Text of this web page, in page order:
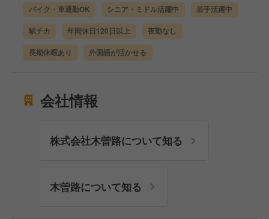
バイク・車通勤OK シニア・ミドル活躍中 若手活躍中
駅チカ 年間休日120日以上 夜勤なし
長期休暇あり 外国語が活かせる
会社情報
株式会社木曽路について知る
木曽路について知る